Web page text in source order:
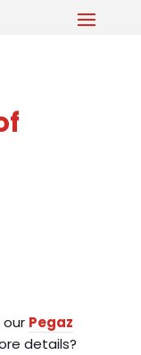
our Pegaz
details?